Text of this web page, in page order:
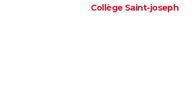
Collège Saint-joseph